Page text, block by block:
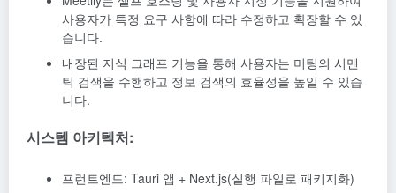
사용자가 특정 요구 사항에 따라 수정하고 확장할 수 있
습니다.
내장된 지식 그래프 기능을 통해 사용자는 미팅의 시맨
틱 검색을 수행하고 정보 검색의 효율성을 높일 수 있습
니다.
시스템 아키텍처:
프런트엔드: Tauri 앱 + Next.js(실행 파일로 패키지화)